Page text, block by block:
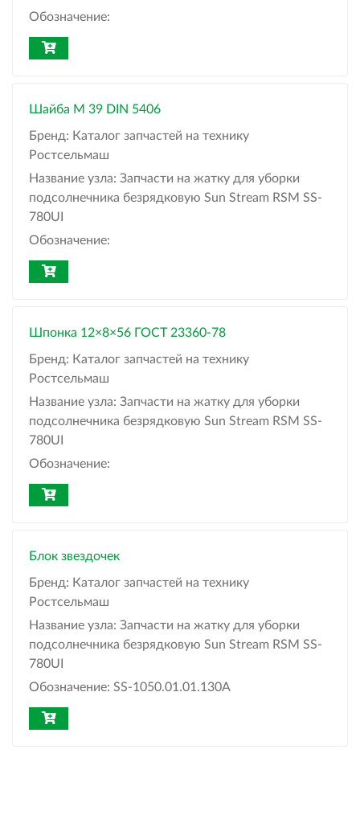
Обозначение:
Шайба M 39 DIN 5406
Бренд: Каталог запчастей на технику
Ростсельмаш
Название узла: Запчасти на жатку для уборки
подсолнечника безрядковую Sun Stream RSM SS-
780UI
Обозначение:
Шпонка 12×8×56 ГОСТ 23360-78
Бренд: Каталог запчастей на технику
Ростсельмаш
Название узла: Запчасти на жатку для уборки
подсолнечника безрядковую Sun Stream RSM SS-
780UI
Обозначение:
Блок звездочек
Бренд: Каталог запчастей на технику
Ростсельмаш
Название узла: Запчасти на жатку для уборки
подсолнечника безрядковую Sun Stream RSM SS-
780UI
Обозначение: SS-1050.01.01.130А